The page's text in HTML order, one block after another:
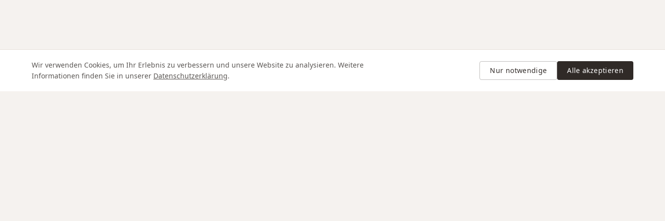
Wir verwenden Cookies, um Ihr Erlebnis zu verbessern und unsere Website zu analysieren. Weitere
Informationen finden Sie in unserer Datenschutzerklärung.
Nur notwendige Alle akzeptieren